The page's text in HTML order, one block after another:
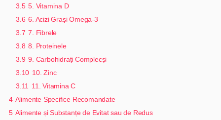
3.5 5. Vitamina D
3.6 6. Acizi Grași Omega-3
3.7 7. Fibrele
3.8 8. Proteinele
3.9 9. Carbohidrați Complecși
3.10 10. Zinc
3.11
11. Vitamina C
4 Alimente Specifice Recomandate
5 Alimente și Substanțe de Evitat sau de Redus